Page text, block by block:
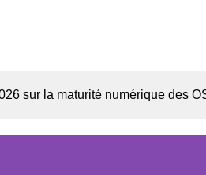
la maturité numérique des OSC